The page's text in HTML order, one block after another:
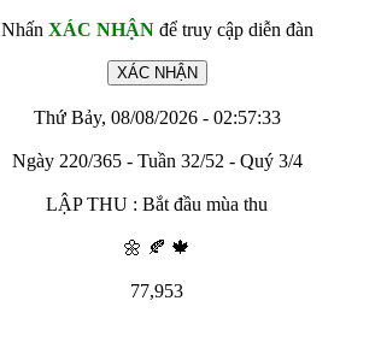
Nhấn XÁC NHẬNđể truy cập diễn đàn
Thứ Bảy, 08/08/2026 - 02:57:33
Ngày 220/365 - Tuần 32/52 - Quý 3/4
LẬP THU : Bắt đầu mùa thu
🌼 🍂 🍁
77,953